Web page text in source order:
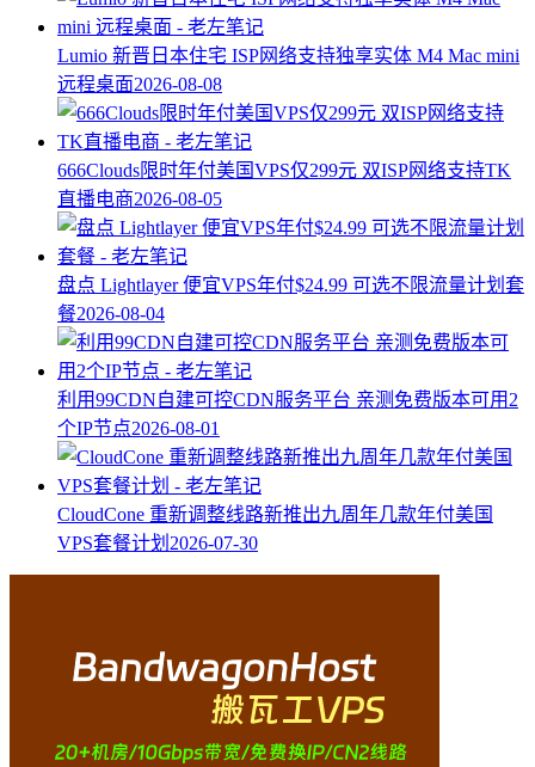
Lumio 新晋日本住宅 ISP网络支持独享实体 M4 Mac mini
远程桌面2026-08-08
666Clouds限时年付美国VPS仅299元 双ISP网络支持TK
直播电商2026-08-05
盘点 Lightlayer 便宜VPS年付$24.99 可选不限流量计划套
餐2026-08-04
利用99CDN自建可控CDN服务平台 亲测免费版本可用2
个IP节点2026-08-01
CloudCone 重新调整线路新推出九周年几款年付美国
VPS套餐计划 2026-07-30